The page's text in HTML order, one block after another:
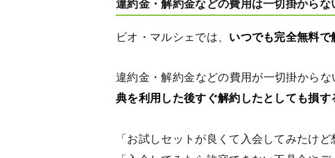
違約金・解約金などの費用は一切掛からな
ビオ・マルシェでは、 いつでも完全無料で
違約金・解約金などの費用が一切掛からな
典を利用した後すぐ解約したとしても損す
「お試しセットが良くて入会してみたけど